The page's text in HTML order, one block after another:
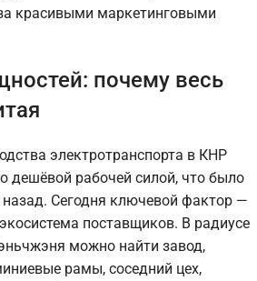
красивыми маркетинговыми
почему весь
электротранспорта в КНР
дешёвой рабочей силой, что было
назад. Сегодня ключевой фактор —
поставщиков. В радиусе
можно найти завод,
рамы, соседний цех,